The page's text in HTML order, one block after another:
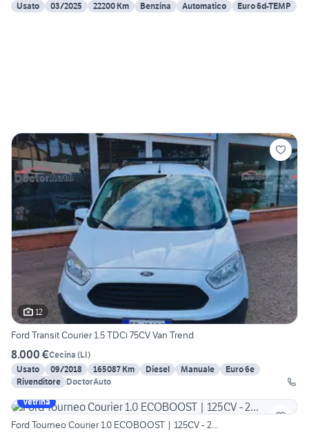
Usato
03/2025 22200 Km Benzina Automatico Euro 6d-TEMP
12
Ford Transit Courier 1.5 TDCi 75CV Van Trend
8.000 €Cecina (LI)
Usato
09/2018 165087 Km Diesel Manuale
Euro 6e
Rivenditore DoctorAuto
Vetrina
Ford Tourneo Courier 1.0 ECOBOOST | 125CV - 2...